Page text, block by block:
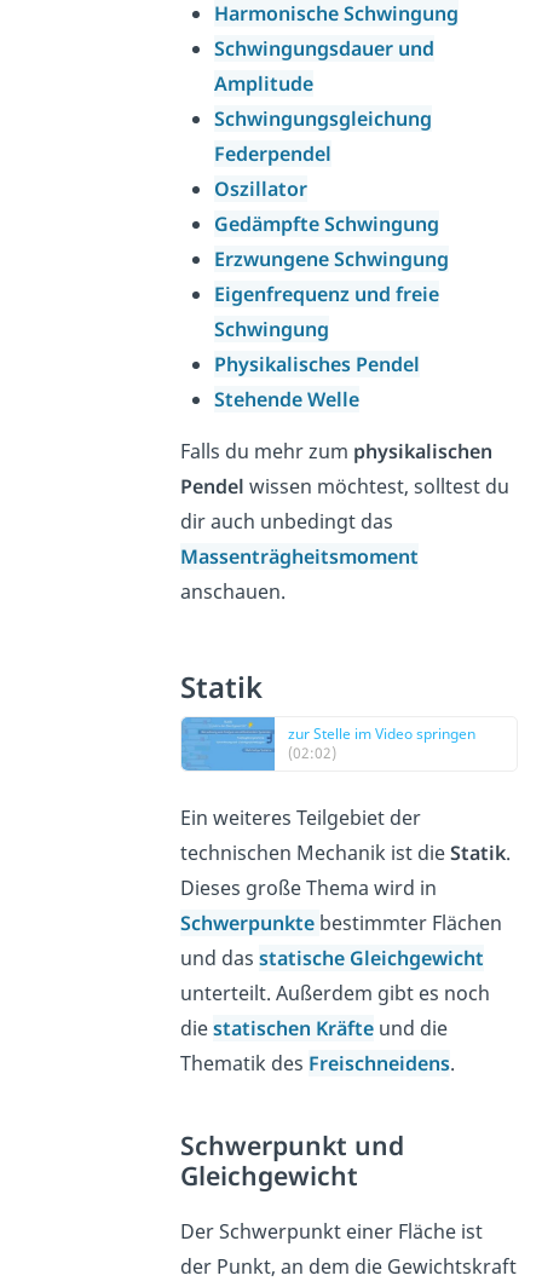
Harmonische Schwingung
Schwingungsdauer und
Amplitude
Schwingungsgleichung
Federpendel
Oszillator
Gedämpfte Schwingung
Erzwungene Schwingung
Eigenfrequenz und freie
Schwingung
Physikalisches Pendel
Stehende Welle
Falls du mehr zum physikalischen
Pendel wissen möchtest, solltest du
dir auch unbedingt das
Massenträgheitsmoment
anschauen.
Statik
zur Stelle im Video springen
(02:02)
Ein weiteres Teilgebiet der
technischen Mechanik ist dieStatik.
Dieses große Thema wird in
Schwerpunkte bestimmter Flächen
und das statische Gleichgewicht
unterteilt. Außerdem gibt es noch
diestatischen Kräfteund die
Thematik des Freischneidens.
Schwerpunkt und
Gleichgewicht
Der Schwerpunkt einer Fläche ist
der Punkt, an dem die Gewichtskraft